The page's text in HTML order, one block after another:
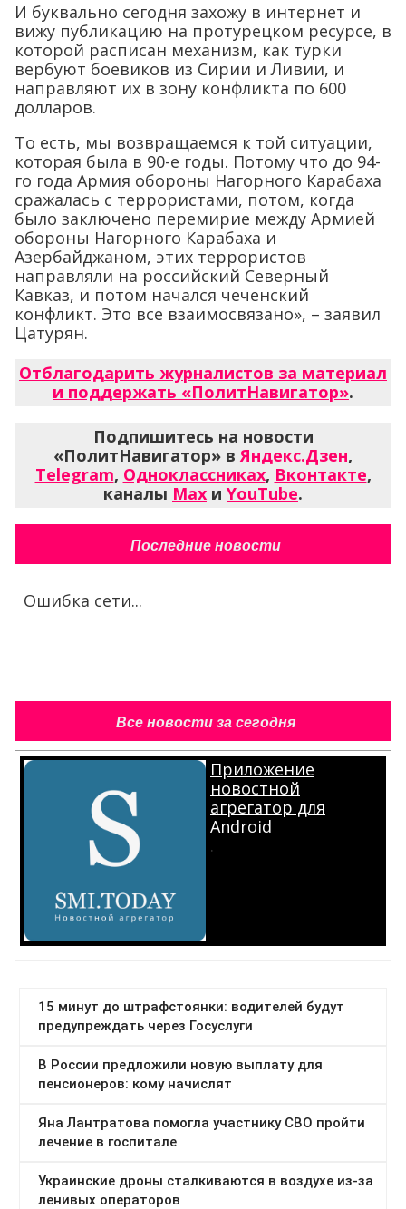
И буквально сегодня захожу в интернет и
вижу публикацию на протурецком ресурсе, в
которой расписан механизм, как турки
вербуют боевиков из Сирии и Ливии, и
направляют их в зону конфликта по 600
долларов.
То есть, мы возвращаемся к той ситуации,
которая была в 90-е годы. Потому что до 94-
го года Армия обороны Нагорного Карабаха
сражалась с террористами, потом, когда
было заключено перемирие между Армией
обороны Нагорного Карабаха и
Азербайджаном, этих террористов
направляли на российский Северный
Кавказ, и потом начался чеченский
конфликт. Это все взаимосвязано», – заявил
Цатурян.
Отблагодарить журналистов за материал
и поддержать «ПолитНавигатор».
Подпишитесь на новости
«ПолитНавигатор» вЯндекс.Дзен,
Telegram, Одноклассниках, Вконтакте,
каналы Max и YouTube.
Последние новости
Ошибка сети...
Все новости за сегодня
Приложение
новостной
агрегатор для
Android
.